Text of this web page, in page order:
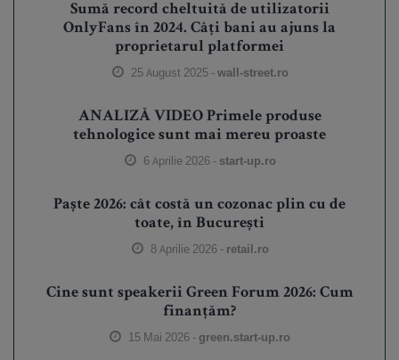
Sumă record cheltuită de utilizatorii
OnlyFans în 2024. Câți bani au ajuns la
proprietarul platformei
25 August 2025 -wall-street.ro
ANALIZĂ VIDEO Primele produse
tehnologice sunt mai mereu proaste
6 Aprilie 2026 - start-up.ro
Paște 2026: cât costă un cozonac plin cu de
toate, în București
8 Aprilie 2026 - retail.ro
Cine sunt speakerii Green Forum 2026: Cum
finanțăm?
15 Mai 2026 - green.start-up.ro